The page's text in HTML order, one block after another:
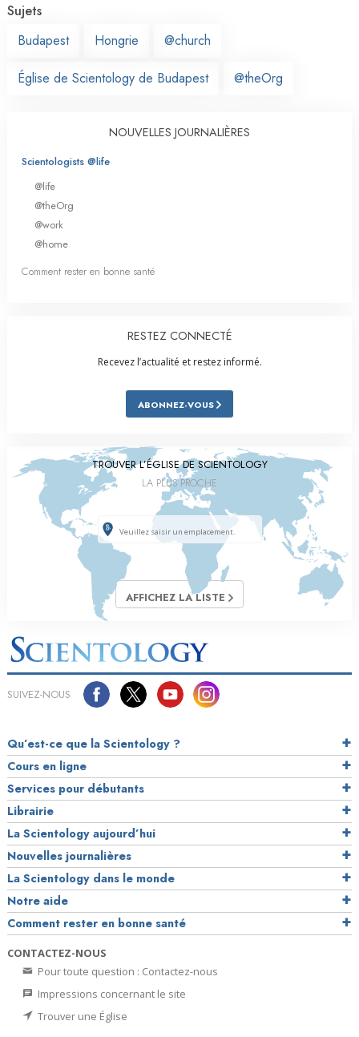
Sujets
Budapest
Hongrie @church
Église de Scientology de Budapest @theOrg
NOUVELLES JOURNALIÈRES
Scientologists @life
@life
@theOrg
@work
@home
Comment rester en bonne santé
RESTEZ CONNECTÉ
Recevez l’actualité et restez informé.
ABONNEZ-VOUS
TROUVER L’ÉGLISE DE SCIENTOLOGY
LA PLUS PROCHE
AFFICHEZ LA LISTE
SUIVEZ-NOUS
Qu’est-ce que la Scientology ?
Cours en ligne
Services pour débutants
Librairie
La Scientology aujourd’hui
Nouvelles journalières
La Scientology dans le monde
Notre aide
Comment rester en bonne santé
CONTACTEZ-NOUS
Pour toute question : Contactez-nous
Impressions concernant le site
Trouver une Église